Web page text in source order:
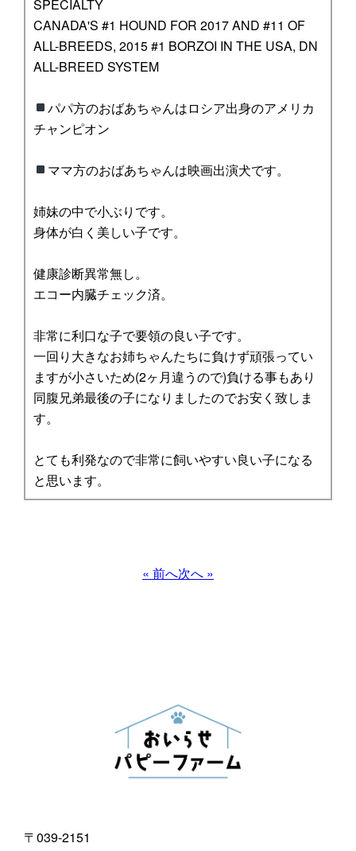
SPECIALTY
CANADA'S #1 HOUND FOR 2017 AND #11 OF
ALL-BREEDS, 2015 #1 BORZOI IN THE USA, DN
ALL-BREED SYSTEM
パパ方のおばあちゃんはロシア出身のアメリカ
チャンピオン
ママ方のおばあちゃんは映画出演犬です。
姉妹の中で小ぶりです。
身体が白く美しい子です。
健康診断異常無し。
エコー内臓チェック済。
非常に利口な子で要領の良い子です。
一回り大きなお姉ちゃんたちに負けず頑張ってい
ますが小さいため(2ヶ月違うので)負ける事もあり
同腹兄弟最後の子になりましたのでお安く致しま
す。
とても利発なので非常に飼いやすい良い子になる
と思います。
« 前へ次へ »
〒039-2151